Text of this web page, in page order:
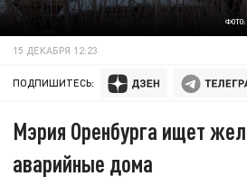
ФОТО:
15 ДЕКАБРЯ 12:23
ПОДПИШИТЕСЬ:
Мэрия Оренбурга ищет
аварийные дома